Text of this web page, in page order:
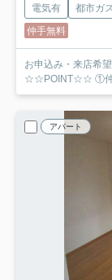
電気有
都市ガ
仲手無料
お申込み・来店希
☆☆POINT☆☆ ①仲
アパート